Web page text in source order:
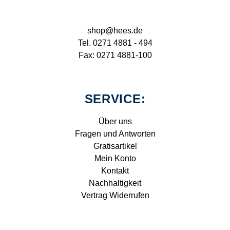
shop@hees.de
Tel. 0271 4881 - 494
Fax: 0271 4881-100
SERVICE:
Über uns
Fragen und Antworten
Gratisartikel
Mein Konto
Kontakt
Nachhaltigkeit
Vertrag Widerrufen